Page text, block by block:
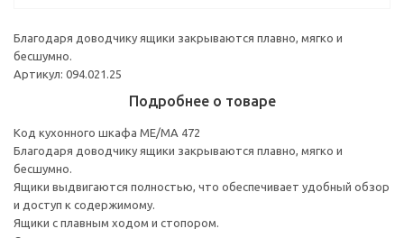
Благодаря доводчику ящики закрываются плавно, мягко и
бесшумно.
Артикул: 094.021.25
Подробнее о товаре
Код кухонного шкафа ME/MA 472
Благодаря доводчику ящики закрываются плавно, мягко и
бесшумно.
Ящики выдвигаются полностью, что обеспечивает удобный обзор
и доступ к содержимому.
Ящики с плавным ходом и стопором.